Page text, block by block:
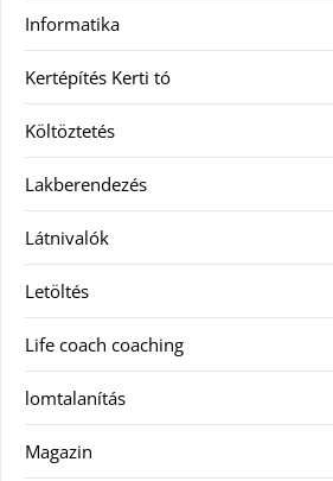
Informatika
Kertépítés Kerti tó
Költöztetés
Lakberendezés
Látnivalók
Letöltés
Life coach coaching
lomtalanítás
Magazin